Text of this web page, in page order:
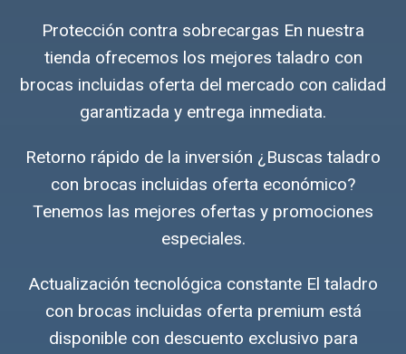
Protección contra sobrecargas En nuestra
tienda ofrecemos los mejores taladro con
brocas incluidas oferta del mercado con calidad
garantizada y entrega inmediata.
Retorno rápido de la inversión ¿Buscas taladro
con brocas incluidas oferta económico?
Tenemos las mejores ofertas y promociones
especiales.
Actualización tecnológica constante El taladro
con brocas incluidas oferta premium está
disponible con descuento exclusivo para